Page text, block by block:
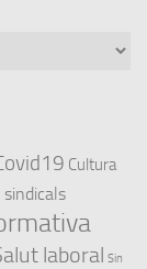
Cultura
sindicals
laboral Sin